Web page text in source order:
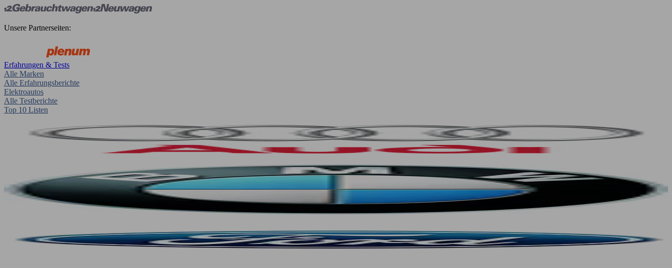
Unsere Partnerseiten:
Erfahrungen & Tests
Alle Marken
Alle Erfahrungsberichte
Elektroautos
Alle Testberichte
Top 10 Listen